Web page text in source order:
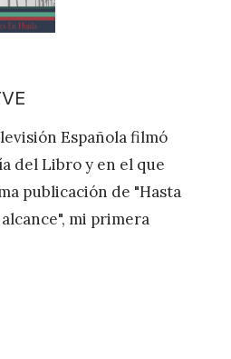
Española filmó
del Libro y en el que
publicación de "Hasta
mi primera